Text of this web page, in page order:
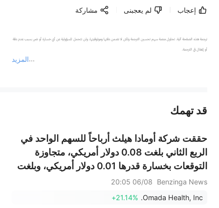
إعجاب لم يعجبنى مشاركة
المزيد
ترجمة هذه الصفحة آلية. تحاول منصة سهم تحسين الترجمة ولكن لا تضمن دقتها وموثوقيتها، ولن تتحمل المسؤولية عن أي خسارة أو ضرر بسبب عدم دقة
أو إغفال في الترجمة.
عند الضرورة، يرجى استشارة مستشار استثمار محترف. لا تقدم منصة سهم أي مشورة استثمارية، ولا تقدم أي التزامات أو ضمانات.
قد تهمك
حققت شركة أومادا هيلث أرباحاً للسهم الواحد في
الربع الثاني بلغت 0.08 دولار أمريكي، متجاوزة
التوقعات بخسارة قدرها 0.01 دولار أمريكي، وبلغت
المبيعات 87.835 مليون دولار أمريكي، متجاوزة
التوقعات البالغة 80.190 مليون دولار أمريكي.
Benzinga News
06/08 20:05
Omada Health, Inc.
+21.14%